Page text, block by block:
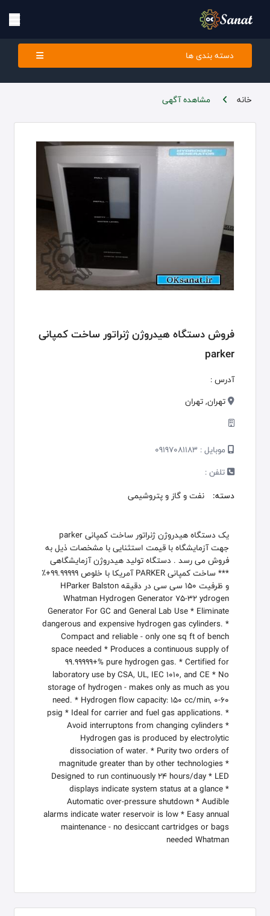
دسته بندی ها
خانه مشاهده آگهی
فروش دستگاه هیدروژن ژنراتور ساخت کمپانی
parker
آدرس :
تهران, تهران
موبایل : 09197081183
تلفن :
دسته:
نفت و گاز و پتروشیمی
یک دستگاه هیدروژن ژنراتور ساخت کمپانی parker
جهت آزمایشگاه با قیمت استثنایی با مشخصات ذیل به
فروش می رسد . دستگاه تولید هیدروژن آزمایشگاهی
*** ساخت کمپانی PARKER آمریکا با خلوص ۹۹.۹۹۹۹۹+٪
و ظرفیت 150 سی سی در دقیقه HParker Balston
Whatman Hydrogen Generator 75-32 ydrogen
Generator For GC and General Lab Use * Eliminate
dangerous and expensive hydrogen gas cylinders. *
Compact and reliable - only one sq ft of bench
space needed * Produces a continuous supply of
99.99999+% pure hydrogen gas. * Certified for
laboratory use by CSA, UL, IEC 1010, and CE * No
storage of hydrogen - makes only as much as you
need. * Hydrogen flow capacity: 150 cc/min, 0-60
psig * Ideal for carrier and fuel gas applications. *
Avoid interruptons from changing cylinders *
Hydrogen gas is produced by electrolytic
dissociation of water. * Purity two orders of
magnitude greater than by other technologies *
Designed to run continuously 24 hours/day * LED
displays indicate system status at a glance *
Automatic over-pressure shutdown * Audible
alarms indicate water reservoir is low * Easy annual
maintenance - no desiccant cartridges or bags
needed Whatman